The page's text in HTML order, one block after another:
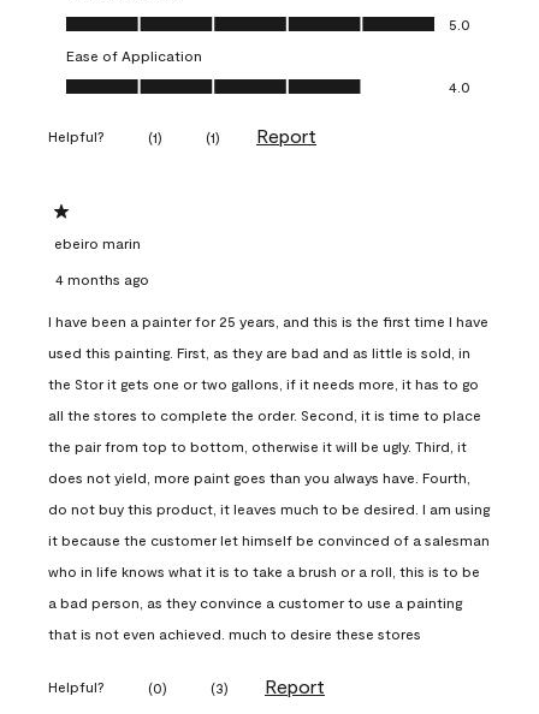
Value of Product, 5.0 out of 5
5.0
Ease of Application
Ease of Application, 4.0 out of 5
4.0
Helpful? (1) (1) Report
1 out of 5 stars.
ebeiro marin
4 months ago
I have been a painter for 25 years, and this is the first time I have
used this painting. First, as they are bad and as little is sold, in
the Stor it gets one or two gallons, if it needs more, it has to go
all the stores to complete the order. Second, it is time to place
the pair from top to bottom, otherwise it will be ugly. Third, it
does not yield, more paint goes than you always have. Fourth,
do not buy this product, it leaves much to be desired. I am using
it because the customer let himself be convinced of a salesman
who in life knows what it is to take a brush or a roll, this is to be
a bad person, as they convince a customer to use a painting
that is not even achieved. much to desire these stores
Helpful? (0) (3) Report